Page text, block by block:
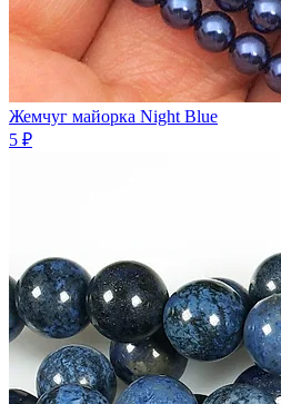
Жемчуг майорка Night Blue
5 ₽